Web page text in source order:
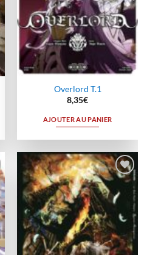
Overlord T.1
8,35€
AJOUTER AU PANIER
Ajouter
à la
wishlist